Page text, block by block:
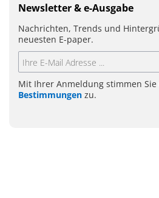
Newsletter & e-Ausgabe
Nachrichten, Trends und
neuesten E-paper.
Mit Ihrer Anmeldung stimmen Sie
Bestimmungen zu.